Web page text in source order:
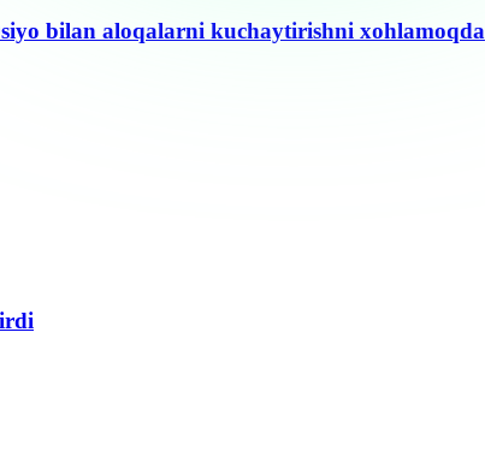
bilan aloqalarni kuchaytirishni xohlamoqda